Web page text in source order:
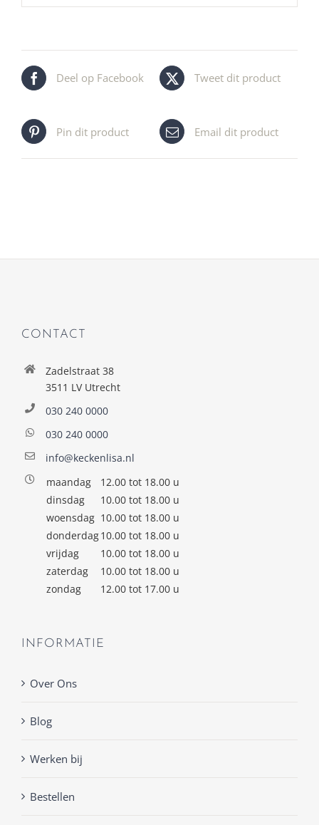
Deel op Facebook Tweet dit product
Pin dit product Email dit product
CONTACT
Zadelstraat 38
3511 LV Utrecht
030 240 0000
030 240 0000
info@keckenlisa.nl
maandag
12.00 tot 18.00 u
dinsdag
10.00 tot 18.00 u
woensdag 10.00 tot 18.00 u
donderdag10.00 tot 18.00 u
vrijdag
10.00 tot 18.00 u
zaterdag
10.00 tot 18.00 u
zondag
12.00 tot 17.00 u
INFORMATIE
Over Ons
Blog
Werken bij
Bestellen